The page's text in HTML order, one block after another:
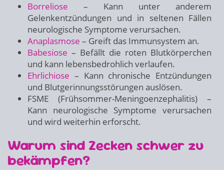
Borreliose – Kann unter anderem
Gelenkentzündungen und in seltenen Fällen
neurologische Symptome verursachen.
Anaplasmose – Greift das Immunsystem an.
Babesiose – Befällt die roten Blutkörperchen
und kann lebensbedrohlich verlaufen.
Ehrlichiose – Kann chronische Entzündungen
und Blutgerinnungsstörungen auslösen.
FSME (Frühsommer-Meningoenzephalitis) –
Kann neurologische Symptome verursachen
und wird weiterhin erforscht.
Warum sind Zecken schwer zu
bekämpfen?